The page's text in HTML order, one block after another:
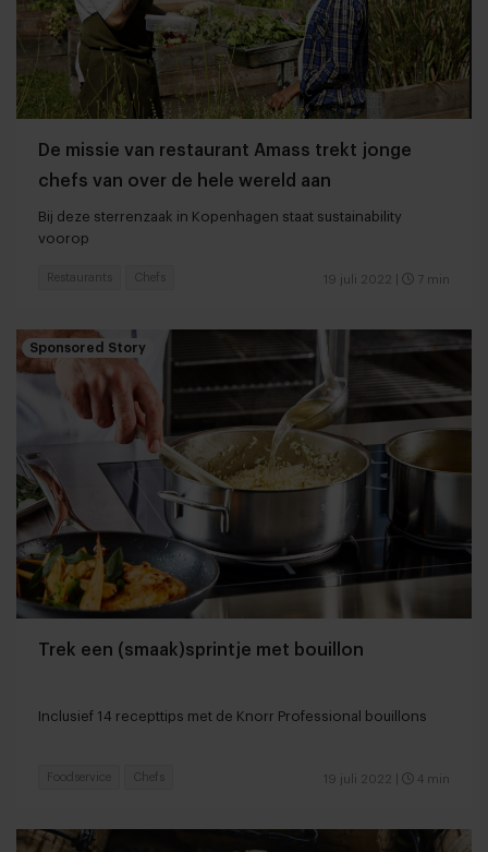
De missie van restaurant Amass trekt jonge
chefs van over de hele wereld aan
Bij deze sterrenzaak in Kopenhagen staat sustainability
voorop
19 juli 2022 7 min
Restaurants Chefs
Sponsored Story
Trek een (smaak)sprintje met bouillon
Inclusief 14 recepttips met de Knorr Professional bouillons
19 juli 2022 4 min
Foodservice Chefs